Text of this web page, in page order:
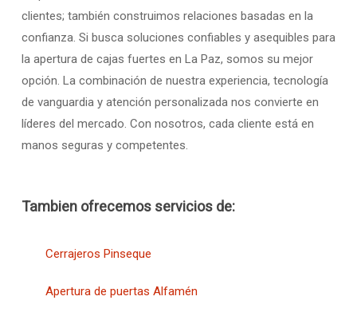
clientes; también construimos relaciones basadas en la
confianza. Si busca soluciones confiables y asequibles para
la apertura de cajas fuertes en La Paz, somos su mejor
opción. La combinación de nuestra experiencia, tecnología
de vanguardia y atención personalizada nos convierte en
líderes del mercado. Con nosotros, cada cliente está en
manos seguras y competentes.
Tambien ofrecemos servicios de:
Cerrajeros Pinseque
Apertura de puertas Alfamén